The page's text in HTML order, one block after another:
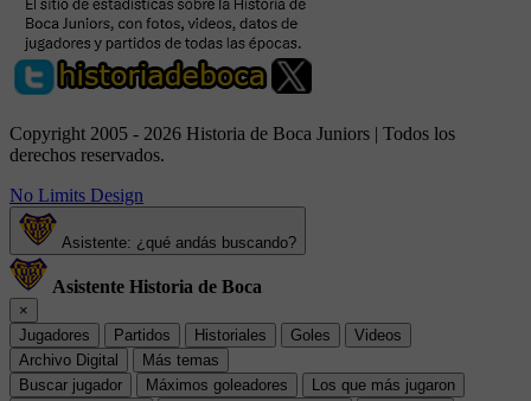
Copyright 2005 - 2026 Historia de Boca Juniors | Todos los
derechos reservados.
No Limits Design
Asistente: ¿qué andás buscando?
Asistente Historia de Boca
×
Jugadores
Partidos Historiales Goles
Videos
Archivo Digital
Más temas
Buscar jugador
Máximos goleadores
Los que más jugaron